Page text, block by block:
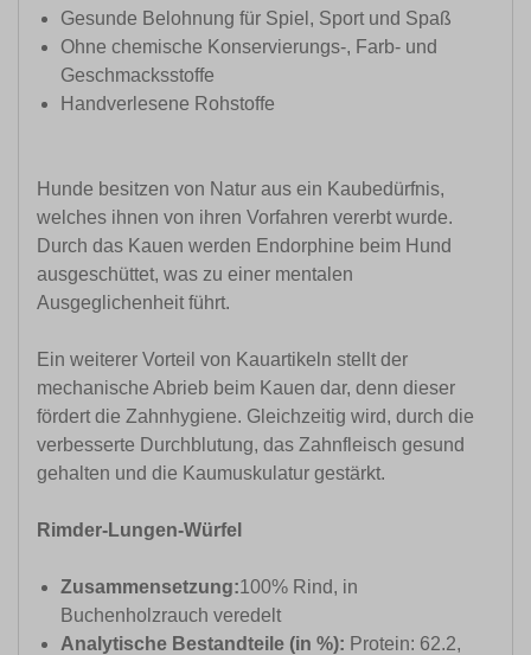
Gesunde Belohnung für Spiel, Sport und Spaß
Ohne chemische Konservierungs-, Farb- und
Geschmacksstoffe
Handverlesene Rohstoffe
Hunde besitzen von Natur aus ein Kaubedürfnis,
welches ihnen von ihren Vorfahren vererbt wurde.
Durch das Kauen werden Endorphine beim Hund
ausgeschüttet, was zu einer mentalen
Ausgeglichenheit führt.
Ein weiterer Vorteil von Kauartikeln stellt der
mechanische Abrieb beim Kauen dar, denn dieser
fördert die Zahnhygiene. Gleichzeitig wird, durch die
verbesserte Durchblutung, das Zahnfleisch gesund
gehalten und die Kaumuskulatur gestärkt.
Rimder-Lungen-Würfel
Zusammensetzung:100% Rind, in
Buchenholzrauch veredelt
Analytische Bestandteile (in %): Protein: 62.2,